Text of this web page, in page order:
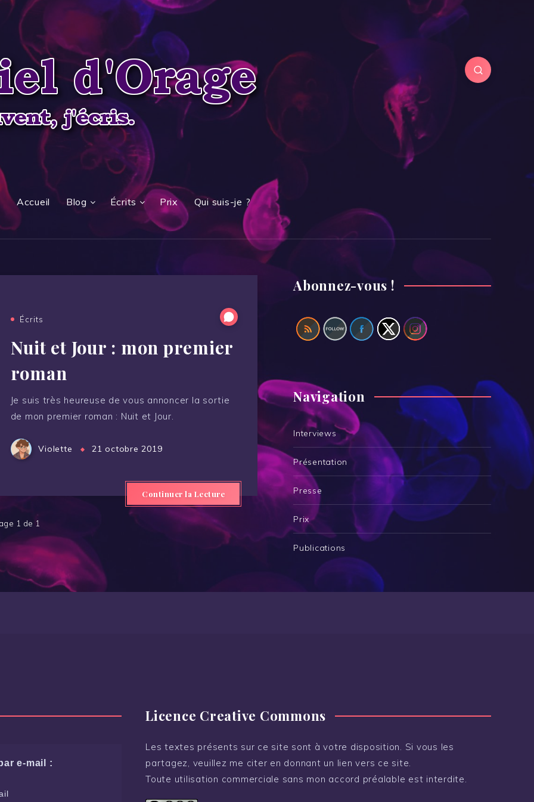
Accueil Blog Écrits Prix Qui suis-je ?
Écrits
Nuit et Jour : mon premier
roman
Je suis très heureuse de vous annoncer la sortie
de mon premier roman : Nuit et Jour.
Violette 21 octobre 2019
Continuer la Lecture
1 de 1
Abonnez-vous !
Navigation
Interviews
Présentation
Presse
Prix
Publications
e-mail :
Licence Creative Commons
Les textes présents sur ce site sont à votre disposition. Si vous les
partagez, veuillez me citer en donnant un lien vers ce site.
Toute utilisation commerciale sans mon accord préalable est interdite.